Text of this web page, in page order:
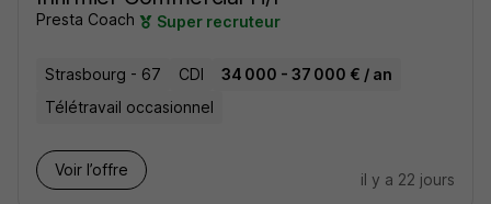
Presta Coach Super recruteur
Strasbourg - 67 CDI
34 000 - 37 000 € / an
Télétravail occasionnel
Voir l’offre
il y a 22 jours